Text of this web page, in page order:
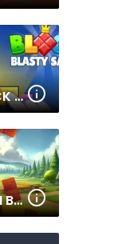
BLOCK BLASTY SAGA
FARM BLOCK PUZZLE